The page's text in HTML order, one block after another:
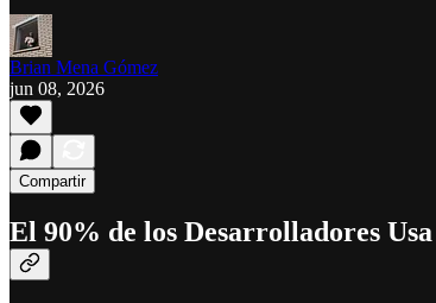
Brian Mena Gómez
jun 08, 2026
Compartir
El 90% de los Desarrolladores